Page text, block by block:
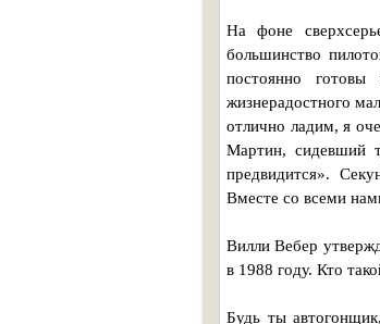
На фоне
большинство
постоянно
жизнерадостного
отлично ладим, я
Мартин, сидевший
предвидится».
Вместе со всеми
Вилли Вебер
в 1988 году. Кто
Будь ты